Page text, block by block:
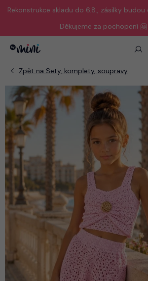
Rekonstrukce skladu do 6.8., zásilky budou
Děkujeme za pochopení 🤗